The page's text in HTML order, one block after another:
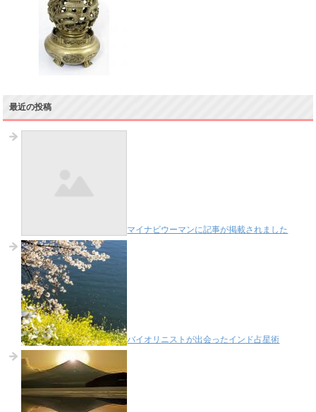
最近の投稿
マイナビウーマンに記事が掲載されました
バイオリニストが出会ったインド占星術